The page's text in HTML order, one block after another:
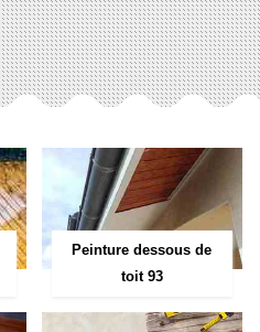
Peinture dessous de
toit 93